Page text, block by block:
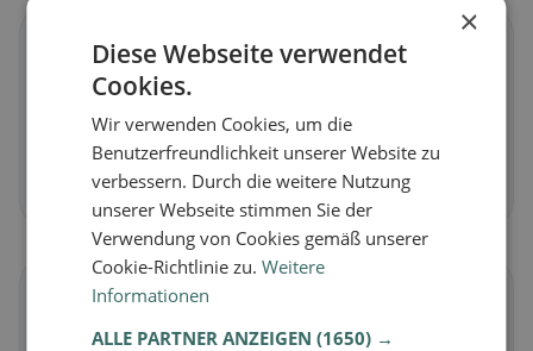
Vegano in Poggersdorf
Piatti vegetali e cucina vegana
Scopri ora →
×
Diese Webseite verwendet
Cookies.
Wir verwenden Cookies, um die
Benutzerfreundlichkeit unserer Website zu
verbessern. Durch die weitere Nutzung
unserer Webseite stimmen Sie der
Verwendung von Cookies gemäß unserer
Cookie-Richtlinie zu.Weitere
Informationen
ALLE PARTNER ANZEIGEN(1650) →